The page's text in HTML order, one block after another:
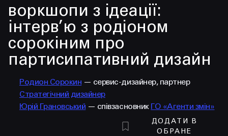
МЕНЮ
у проджі
бібліотека
менторство
lezo
блог
вийти
воркшопи з ідеації:
інтерв’ю з родіоном
сорокіним про
партисипативний дизайн
Родион Сорокин — сервис-дизайнер, партнер
Стратегічний дизайнер
Юрій Грановський — співзасновник ГО «Агенти змін»
ДОДАТИ В
ОБРАНЕ